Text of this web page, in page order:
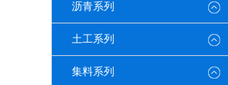
沥青系列
土工系列
集料系列